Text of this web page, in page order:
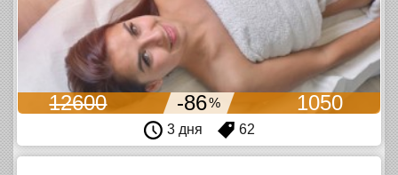
12600 -86% 1050
3 дня 62